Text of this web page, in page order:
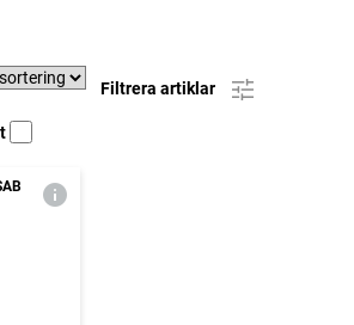
Filtrera artiklar